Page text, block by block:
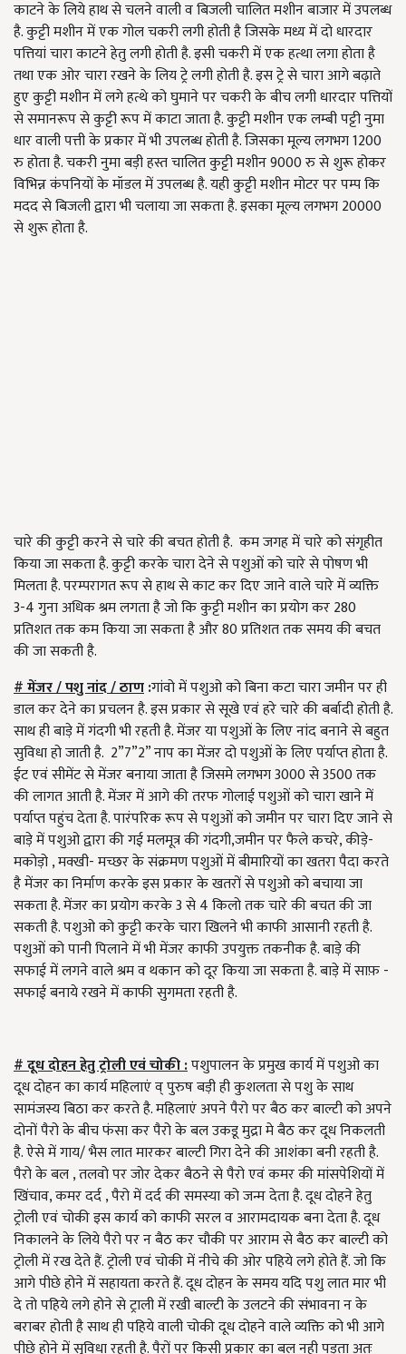
काटने के लिये हाथ से चलने वाली व बिजली चालित मशीन बाजार में उपलब्ध
है. कुट्टी मशीन में एक गोल चकरी लगी होती है जिसके मध्य में दो धारदार
पत्तियां चारा काटने हेतु लगी होती है. इसी चकरी में एक हत्था लगा होता है
तथा एक ओर चारा रखने के लिय ट्रे लगी होती है. इस ट्रे से चारा आगे बढ़ाते
हुए कुट्टी मशीन में लगे हत्थे को घुमाने पर चकरी के बीच लगी धारदार पत्तियों
से समानरूप से कुट्टी रूप में काटा जाता है. कुट्टी मशीन एक लम्बी पट्टी नुमा
धार वाली पत्ती के प्रकार में भी उपलब्ध होती है. जिसका मूल्य लगभग 1200
रु होता है. चकरी नुमा बड़ी हस्त चालित कुट्टी मशीन9000रु से शुरू होकर
विभिन्न कंपनियों के मॉडल में उपलब्ध है. यही कुट्टी मशीन मोटर पर पम्प कि
मदद से बिजली द्वारा भी चलाया जा सकता है. इसका मूल्य लगभग20000
से शुरू होता है.
चारे की कुट्टी करने से चारे की बचत होती है. कम जगह में चारे को संगृहीत
किया जा सकता है. कुट्टी करके चारा देने से पशुओं को चारे से पोषण भी
मिलता है. परम्परागत रूप से हाथ से काट कर दिए जाने वाले चारे में व्यक्ति
3-4 गुना अधिक श्रम लगता है जो कि कुट्टी मशीन का प्रयोग कर 280
प्रतिशत तक कम किया जा सकता है और80प्रतिशत तक समय की बचत
की जा सकती है.
# मेंजर / पशु नांद / ठाण:गांवो में पशुओ को बिना कटा चारा जमीन पर ही
डाल कर देने का प्रचलन है. इस प्रकार से सूखे एवं हरे चारे की बर्बादी होती है.
साथ ही बाड़े में गंदगी भी रहती है. मेंजर या पशुओं के लिए नांद बनाने से बहुत
सुविधा हो जाती है. 2”7”2” नाप का मेंजर दो पशुओं के लिए पर्याप्त होता है.
ईट एवं सीमेंट से मेंजर बनाया जाता है जिसमे लगभग 3000से3500तक
की लागत आती है. मेंजर में आगे की तरफ गोलाई पशुओं को चारा खाने में
पर्याप्त पहुंच देता है. पारंपरिक रूप से पशुओं को जमीन पर चारा दिए जाने से
बाड़े में पशुओ द्वारा की गई मलमूत्र की गंदगी,जमीन पर फैले कचरे, कीड़े-
मकोड़ो , मक्खी- मच्छर के संक्रमण पशुओं में बीमारियों का खतरा पैदा करते
है मेंजर का निर्माण करके इस प्रकार के खतरों से पशुओ को बचाया जा
सकता है. मेंजर का प्रयोग करके 3 से 4 किलो तक चारे की बचत की जा
सकती है. पशुओ को कुट्टी करके चारा खिलने भी काफी आसानी रहती है.
पशुओं को पानी पिलाने में भी मेंजर काफी उपयुक्त तकनीक है. बाड़े की
सफाई में लगने वाले श्रम व थकान को दूर किया जा सकता है. बाड़े में साफ़ -
सफाई बनाये रखने में काफी सुगमता रहती है.
# दूध दोहन हेतु ट्रोली एवं चोकी :पशुपालन के प्रमुख कार्य में पशुओ का
दूध दोहन का कार्य महिलाएं व् पुरुष बड़ी ही कुशलता से पशु के साथ
सामंजस्य बिठा कर करते है. महिलाएं अपने पैरो पर बैठ कर बाल्टी को अपने
दोनों पैरो के बीच फंसा कर पैरो के बल उकडू मुद्रा मे बैठ कर दूध निकलती
है. ऐसे में गाय/ भैस लात मारकर बाल्टी गिरा देने की आशंका बनी रहती है.
पैरो के बल , तलवो पर जोर देकर बैठने से पैरो एवं कमर की मांसपेशियों में
खिंचाव, कमर दर्द , पैरो में दर्द की समस्या को जन्म देता है. दूध दोहने हेतु
ट्रोली एवं चोकी इस कार्य को काफी सरल व आरामदायक बना देता है. दूध
निकालने के लिये पैरो पर न बैठ कर चौकी पर आराम से बैठ कर बाल्टी को
ट्रोली में रख देते हैं. ट्रोली एवं चोकी में नीचे की ओर पहिये लगे होते हैं. जो कि
आगे पीछे होने में सहायता करते हैं. दूध दोहन के समय यदि पशु लात मार भी
दे तो पहिये लगे होने से ट्राली में रखी बाल्टी के उलटने की संभावना न के
बराबर होती है साथ ही पहिये वाली चोकी दूध दोहने वाले व्यक्ति को भी आगे
पीछे होने में सुविधा रहती है. पैरों पर किसी प्रकार का बल नही पड़ता अतः